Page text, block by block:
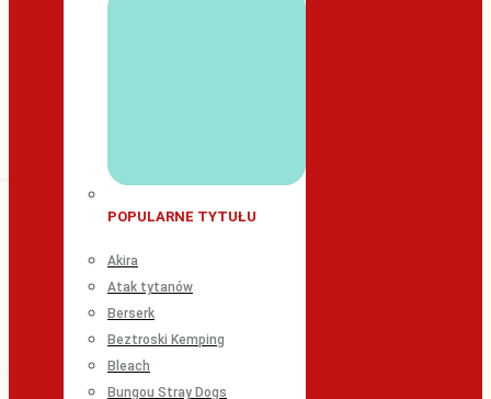
POPULARNE TYTUŁU
Akira
Atak tytanów
Berserk
Beztroski Kemping
Bleach
Bungou Stray Dogs